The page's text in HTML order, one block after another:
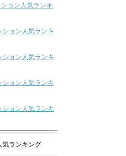
ョン人気ランキ
ョン人気ランキ
ョン人気ランキ
ョン人気ランキ
ョン人気ランキ
気ランキング